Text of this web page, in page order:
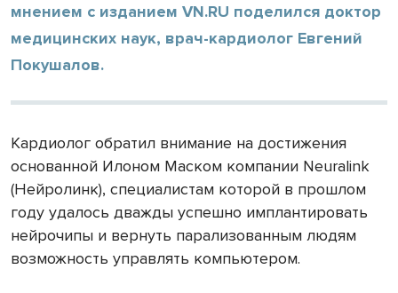
мнением с изданием VN.RU поделился доктор
медицинских наук, врач-кардиолог Евгений
Покушалов.
Кардиолог обратил внимание на достижения
основанной Илоном Маском компании Neuralink
(Нейролинк), специалистам которой в прошлом
году удалось дважды успешно имплантировать
нейрочипы и вернуть парализованным людям
возможность управлять компьютером.